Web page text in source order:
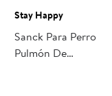
Stay Happy
Sanck Para Perro
Pulmón De